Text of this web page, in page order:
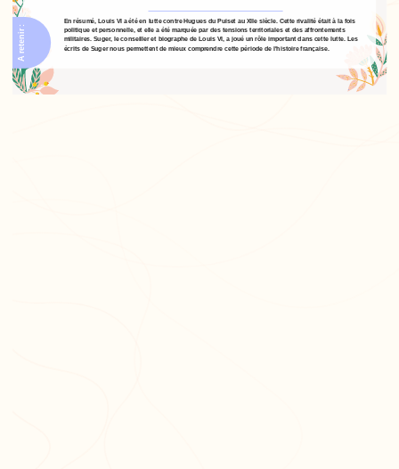
A retenir :
En résumé, Louis VI a été en lutte contre Hugues du Puiset au XIIe siècle. Cette rivalité était à la fois
politique et personnelle, et elle a été marquée par des tensions territoriales et des affrontements
militaires. Suger, le conseiller et biographe de Louis VI, a joué un rôle important dans cette lutte. Les
écrits de Suger nous permettent de mieux comprendre cette période de l'histoire française.